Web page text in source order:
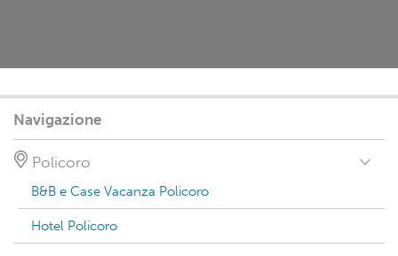
Navigazione
Policoro
B&B e Case Vacanza Policoro
Hotel Policoro